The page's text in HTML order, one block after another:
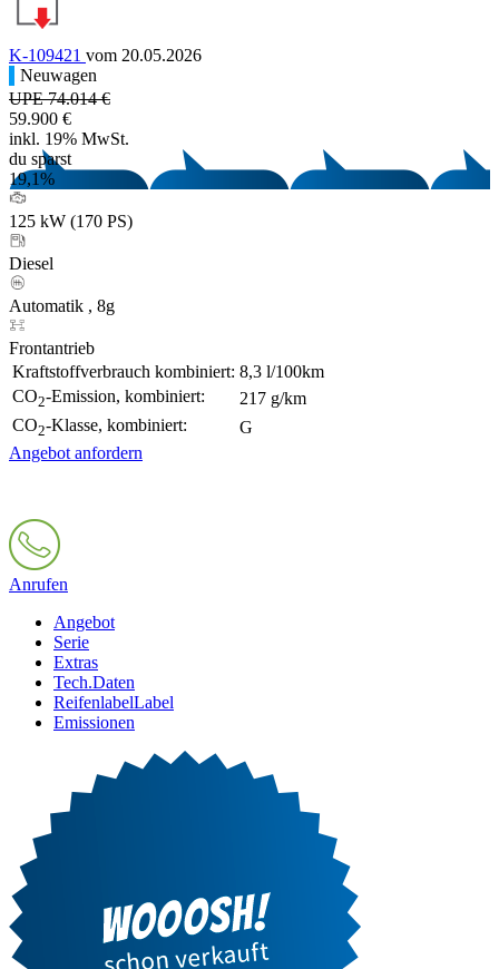
K-109421 vom 20.05.2026
Neuwagen
UPE 74.014 €
59.900 €
inkl. 19% MwSt.
du sparst
19,1%
125 kW (170 PS)
Diesel
Automatik , 8g
Frontantrieb
Kraftstoffverbrauch kombiniert: 8,3 l/100km
CO2-Emission, kombiniert:
217 g/km
CO2-Klasse, kombiniert:
G
Angebot anfordern
Anrufen
Angebot
Serie
Extras
Tech.Daten
ReifenlabelLabel
Emissionen